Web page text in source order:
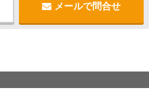
メールで問合せ